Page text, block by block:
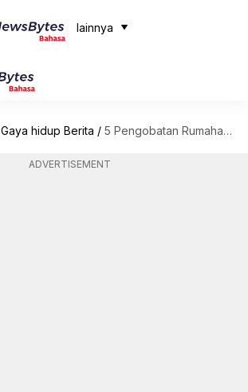
lainnya
Gaya hidup Berita / 5 Pengobatan Rumahan Untuk Menghilangkan Ketombe
ADVERTISEMENT